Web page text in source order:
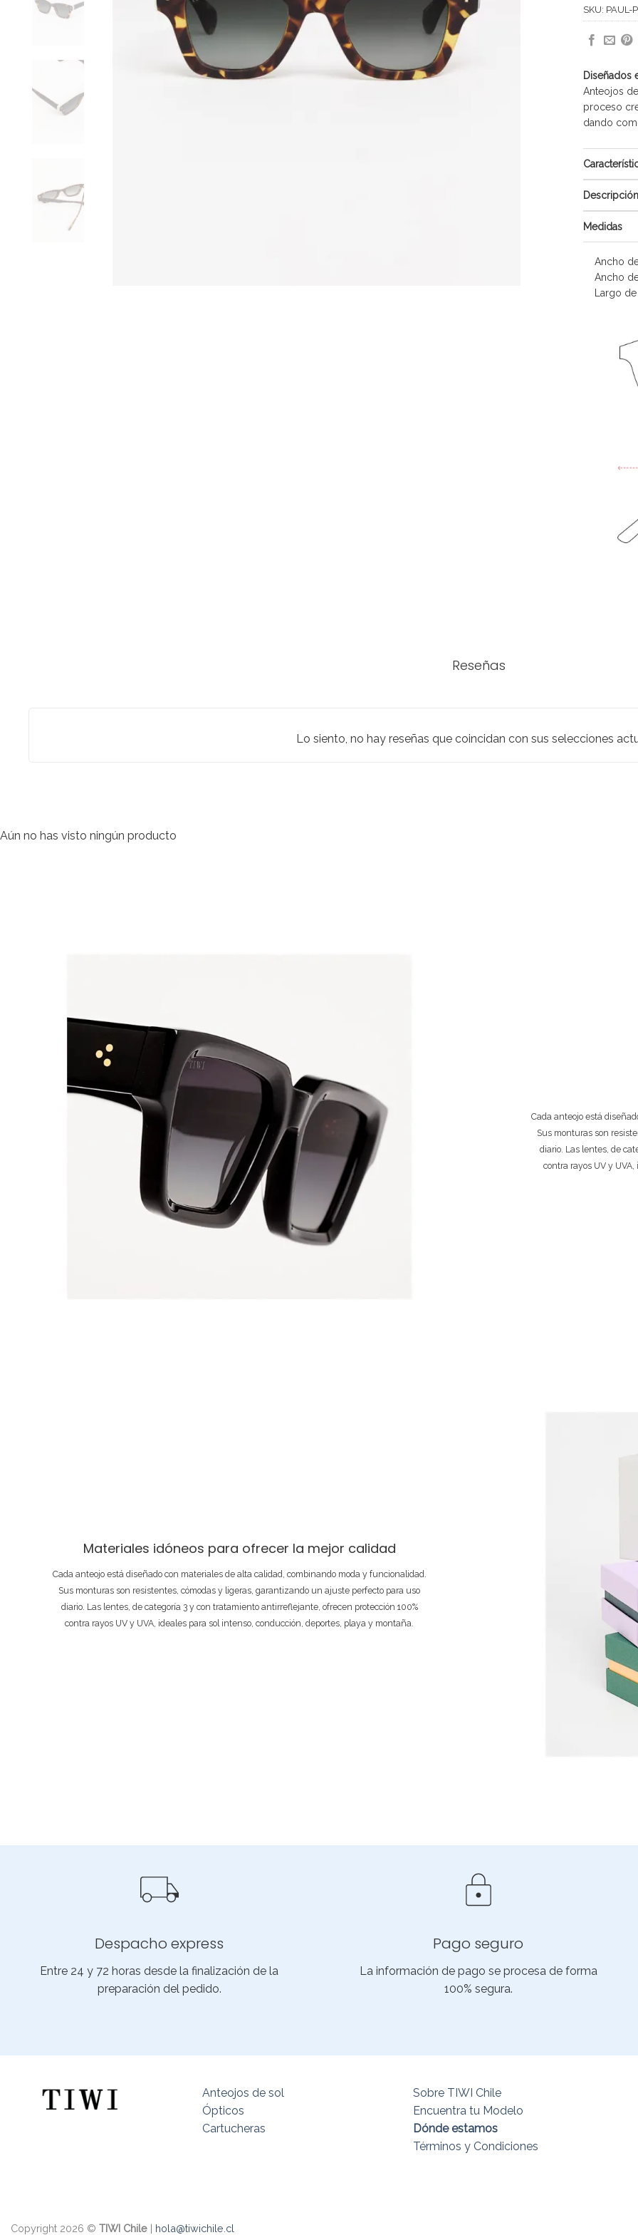
SKU: PAUL-
Diseñados
Anteojos
proceso
dando
Descripción
Medidas
Ancho
Ancho
Largo
Reseñas
Lo siento, no hay reseñas que coincidan con sus selecciones
Aún no has visto ningún producto
Cada anteojo está
Sus monturas son
diario. Las lentes, de
contra rayos UV y
Materiales idóneos para ofrecer la mejor calidad
Cada anteojo está diseñado con materiales de alta calidad, combinando moda y funcionalidad.
Sus monturas son resistentes, cómodas y ligeras, garantizando un ajuste perfecto para uso
diario. Las lentes, de categoría 3 y con tratamiento antirreflejante, ofrecen protección 100%
contra rayos UV y UVA, ideales para sol intenso, conducción, deportes, playa y montaña.
Despacho express
Entre 24 y 72 horas desde la finalización de la
preparación del pedido.
Pago seguro
La información de pago se procesa de forma
100% segura.
Anteojos de sol
Ópticos
Cartucheras
Sobre TIWI Chile
Encuentra tu Modelo
Dónde estamos
Términos y Condiciones
Copyright 2026 © TIWI Chile | hola@tiwichile.cl